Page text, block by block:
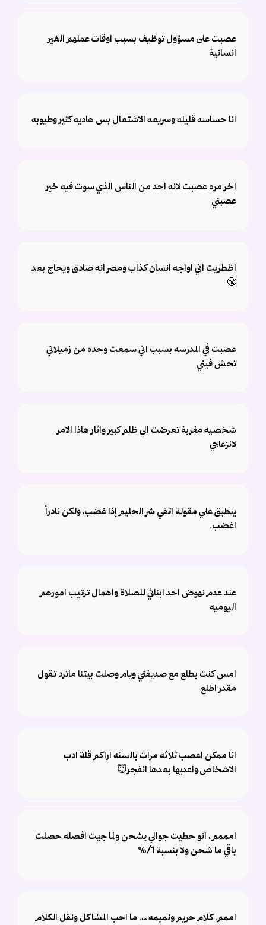
عصبت على مسؤول توظيف بسبب اوقات عملهم الغير
انسانية
انا حساسه قليله وسريعه الاشتعال بس هاديه كثير وطيوبه
اخر مره عصبت لانه احد من الناس الذي سوت فيه خير
عصبني
اظطريت اني اواجه انسان كذاب ومصر انه صادق ويحاج بعد
😤
عصبت في المدرسه بسبب اني سمعت وحده من زميلاتي
تحش فيني
شخصيه مقربة تعرضت الي ظلم كبير واثار هاذا الامر
لانزعاجي
ينطبق علي مقولة اتقي شر الحليم إذا غضب، ولكن نادراً
اغضب.
عند عدم نهوض احد ابنائي للصلاة واهمال ترتيب امورهم
اليوميه
امس كنت بطلع مع صديقتي ويام وصلت بيتنا ماترد تقول
مقدر اطلع
انا ممكن اعصب ثلاثه مرات بالسنه اراكم قلة ادب
الاشخاص واعديها بعدها انفجر😇
امممم ، انو حطيت جوالي يشحن ولما جيت افصله حصلت
باقي ما شحن ولا بنسبة 1/٪؜
اممم. كلام حريم ونميمه ،،،. ما احب المشاكل ونقل الكلام